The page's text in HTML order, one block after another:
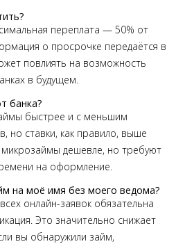
переплата — 50% от
о просрочке передаётся в
повлиять на возможность
в будущем.
банка?
быстрее и с меньшим
но ставки, как правило, выше
микрозаймы дешевле, но требуют
на оформление.
на моё имя без моего ведома?
онлайн-заявок обязательна
Это значительно снижает
вы обнаружили займ,